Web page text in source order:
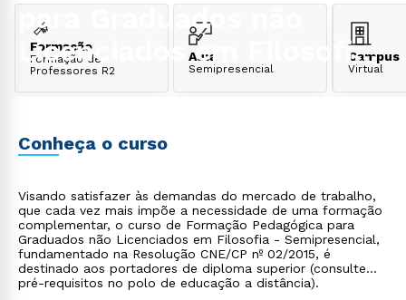
para Graduados não
Licenciados em Filosofia
(Semipresencial)
Formação
Formação de
Professores R2
Aula
Semipresencial
Campus
Virtual
Conheça o curso
Visando satisfazer às demandas do mercado de trabalho,
que cada vez mais impõe a necessidade de uma formação
complementar, o curso de Formação Pedagógica para
Graduados não Licenciados em Filosofia - Semipresencial,
fundamentado na Resolução CNE/CP nº 02/2015, é
destinado aos portadores de diploma superior (consulte
pré-requisitos no polo de educação a distância).